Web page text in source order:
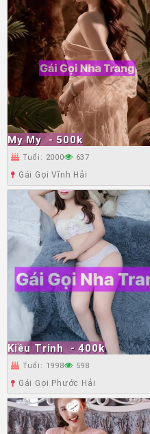
My My - 500k
Tuổi: 2000 637
Gái Gọi Vĩnh Hải
Kiều Trinh - 400k
Tuổi: 1998 598
Gái Gọi Phước Hải